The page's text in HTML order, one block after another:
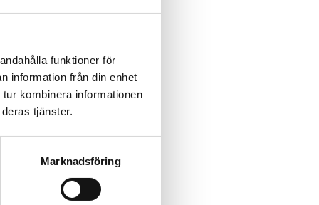
funktioner för
information från din enhet
kombinera informationen
tjänster.
Marknadsföring